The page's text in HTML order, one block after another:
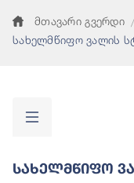
მთავარი გვერდი
სახელმწიფო ვალის
Სახელმწიფო